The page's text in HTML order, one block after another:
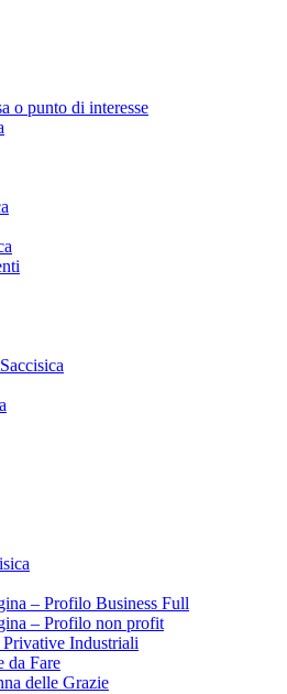
o punto di interesse
– Profilo Business Full
– Profilo non profit
Industriali
da Fare
delle Grazie